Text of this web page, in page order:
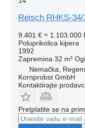
Reisch RHKS-
9.401 € ≈ 1.103.000
Poluprikolica kipera
1992
Zapremina 32 m³
Nemačka,
Kornprobst GmbH
Kontaktirajte
Pretplatite se na